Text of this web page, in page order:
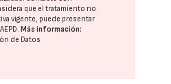
que el tratamiento no
vigente, puede presentar
AEPD. Más información:
de Datos